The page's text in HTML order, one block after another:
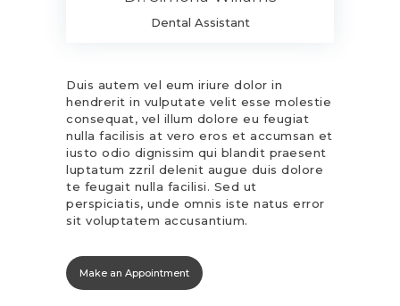
Dental Assistant
Duis autem vel eum iriure dolor in
hendrerit in vulputate velit esse molestie
consequat, vel illum dolore eu feugiat
nulla facilisis at vero eros et accumsan et
iusto odio dignissim qui blandit praesent
luptatum zzril delenit augue duis dolore
te feugait nulla facilisi. Sed ut
perspiciatis, unde omnis iste natus error
sit voluptatem accusantium.
Make an Appointment